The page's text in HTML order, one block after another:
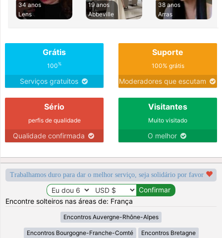
34 anos
Lens
19 anos
Abbeville
38 anos
Arras
Grátis
100%
Serviços gratuitos
Suporte
100% grátis
Moderadores que escutam
Sério
perfis de qualidade
Qualidade confirmada
Visitantes
Muito visitado
O melhor
Trabalhamos duro para dar o melhor serviço, seja solidário por favor
Encontre solteiros nas áreas de: França
Encontros Auvergne-Rhône-Alpes
Encontros Bourgogne-Franche-Comté Encontros Bretagne